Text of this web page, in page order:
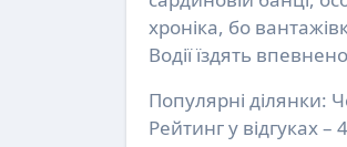
хроніка, бо
Водії їздять
Популярні ділянки:
Рейтинг у відгуках